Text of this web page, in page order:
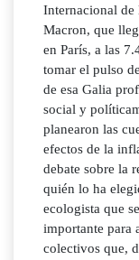
Internacional de
Macron, que
en París, a las
tomar el pulso
de esa Galia
social y
planearon las
efectos de la
debate sobre la
quién lo ha
ecologista que
importante para
colectivos que,